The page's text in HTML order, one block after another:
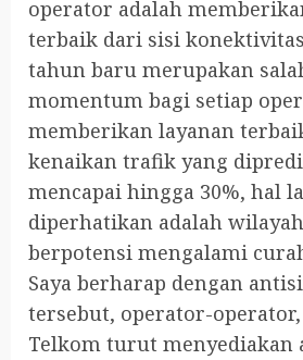
operator adalah
terbaik dari sisi
tahun baru merupakan
momentum bagi setiap
memberikan layanan
kenaikan trafik yang
mencapai hingga 30%, hal
diperhatikan adalah
berpotensi mengalami
Saya berharap dengan
tersebut, operator-
Telkom turut menyediakan